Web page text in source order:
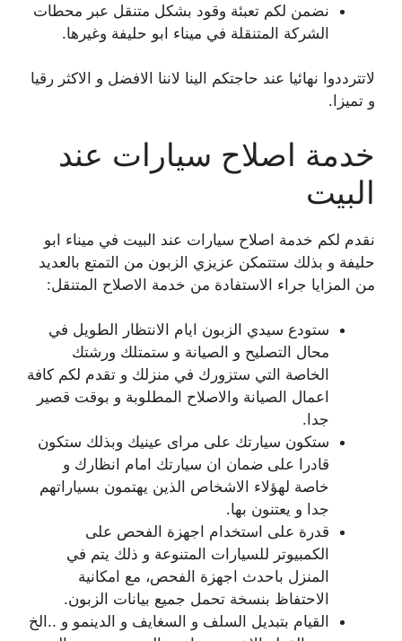
نضمن لكم تعبئة وقود بشكل متنقل عبر محطات
الشركة المتنقلة في ميناء ابو حليفة وغيرها.
لاتترددوا نهائيا عند حاجتكم الينا لاننا الافضل و الاكثر رقيا
و تميزا.
خدمة اصلاح سيارات عند
البيت
نقدم لكم خدمة اصلاح سيارات عند البيت في ميناء ابو
حليفة و بذلك ستتمكن عزيزي الزبون من التمتع بالعديد
من المزايا جراء الاستفادة من خدمة الاصلاح المتنقل:
ستودع سيدي الزبون ايام الانتظار الطويل في
محال التصليح و الصيانة و ستمتلك ورشتك
الخاصة التي ستزورك في منزلك و تقدم لكم كافة
اعمال الصيانة والاصلاح المطلوبة و بوقت قصير
جدا.
ستكون سيارتك على مراى عينيك وبذلك ستكون
قادرا على ضمان ان سيارتك امام انظارك و
خاصة لهؤلاء الاشخاص الذين يهتمون بسياراتهم
جدا و يعتنون بها.
قدرة على استخدام اجهزة الفحص على
الكمبيوتر للسيارات المتنوعة و ذلك يتم في
المنزل باحدث اجهزة الفحص، مع امكانية
الاحتفاظ بنسخة تحمل جميع بيانات الزبون.
القيام بتبديل السلف و السغايف و الدينمو و ..الخ